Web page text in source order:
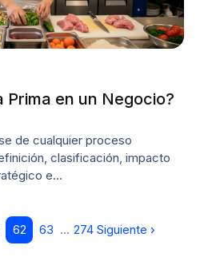
Prima en un Negocio?
de cualquier proceso
clasificación, impacto
e…
62 63 … 274 Siguiente ›